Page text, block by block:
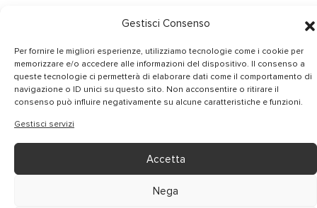
Gestisci Consenso
Per fornire le migliori esperienze, utilizziamo tecnologie come i cookie per
memorizzare e/o accedere alle informazioni del dispositivo. Il consenso a
queste tecnologie ci permetterà di elaborare dati come il comportamento di
navigazione o ID unici su questo sito. Non acconsentire o ritirare il
consenso può influire negativamente su alcune caratteristiche e funzioni.
Gestisci servizi
Accetta
Nega